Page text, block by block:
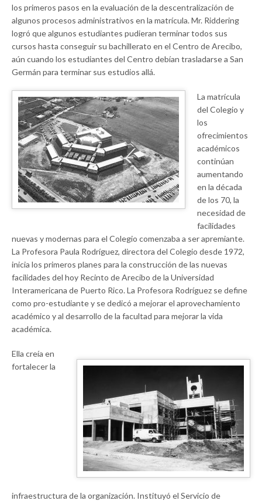
los primeros pasos en la evaluación de la descentralización de
algunos procesos administrativos en la matrícula. Mr. Riddering
logró que algunos estudiantes pudieran terminar todos sus
cursos hasta conseguir su bachillerato en el Centro de Arecibo,
aún cuando los estudiantes del Centro debían trasladarse a San
Germán para terminar sus estudios allá.
La matrícula
del Colegio y
los
ofrecimientos
académicos
continúan
aumentando
en la década
de los 70, la
necesidad de
facilidades
nuevas y modernas para el Colegio comenzaba a ser apremiante.
La Profesora Paula Rodríguez, directora del Colegio desde 1972,
inicia los primeros planes para la construcción de las nuevas
facilidades del hoy Recinto de Arecibo de la Universidad
Interamericana de Puerto Rico. La Profesora Rodríguez se define
como pro-estudiante y se dedicó a mejorar el aprovechamiento
académico y al desarrollo de la facultad para mejorar la vida
académica.
Ella creía en
fortalecer la
infraestructura de la organización. Instituyó el Servicio de